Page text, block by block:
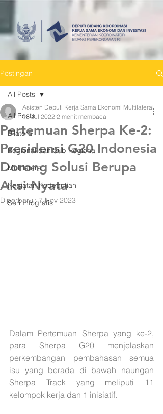
Postingan
All Posts
Bilateral
Regional dan Sub Regional
Multilateral
Kegiatan Kedeputian
Seri Infografis
All Posts
Pertemuan Sherpa Ke-2:
Presidensi G20 Indonesia
Dorong Solusi Berupa
Aksi Nyata
Asisten Deputi Kerja Sama Ekonomi Multilateral
18 Jul 2022 2 menit membaca
Diperbarui:7 Nov 2023
Dalam Pertemuan Sherpa yang ke-2,
para Sherpa G20 menjelaskan
perkembangan pembahasan semua
isu yang berada di bawah naungan
Sherpa Track yang meliputi 11
kelompok kerja dan 1 inisiatif.